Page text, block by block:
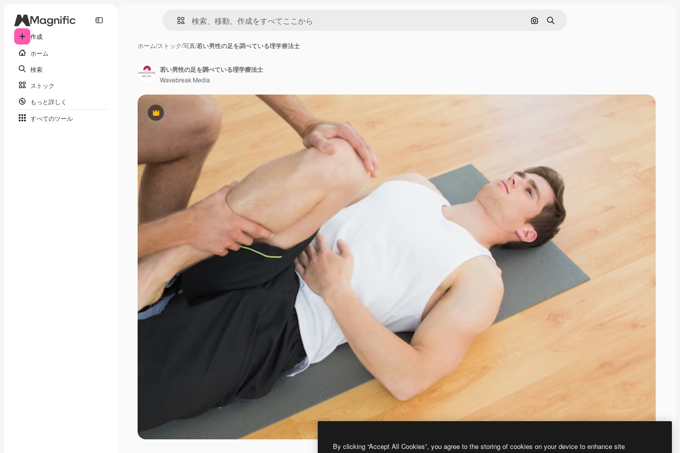
作成
ホーム
検索
ストック
もっと詳しく
すべてのツール
画像で検索
検索
ホーム/ストック/写真/若い男性の足を調べている理学療法士
Premium
若い男性の足を調べている理学療法士
Wavebreak Media
By clicking “Accept All Cookies”, you agree to the storing of cookies on your device to enhance site